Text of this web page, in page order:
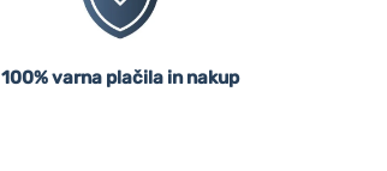
100% varna plačila in nakup